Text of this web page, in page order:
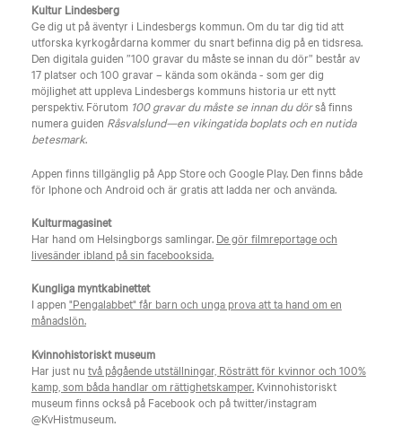
Kultur Lindesberg
Ge dig ut på äventyr i Lindesbergs kommun. Om du tar dig tid att
utforska kyrkogårdarna kommer du snart befinna dig på en tidsresa.
Den digitala guiden ”100 gravar du måste se innan du dör” består av
17 platser och 100 gravar – kända som okända - som ger dig
möjlighet att uppleva Lindesbergs kommuns historia ur ett nytt
perspektiv. Förutom 100 gravar du måste se innan du dörså finns
numera guiden Råsvalslund—en vikingatida boplats och en nutida
betesmark.
Appen finns tillgänglig på App Store och Google Play. Den finns både
för Iphone och Android och är gratis att ladda ner och använda.
Kulturmagasinet
Har hand om Helsingborgs samlingar. De gör filmreportage och
livesänder ibland på sin facebooksida.
Kungliga myntkabinettet
I appen "Pengalabbet" får barn och unga prova att ta hand om en
månadslön.
Kvinnohistoriskt museum
Har just nu två pågående utställningar, Rösträtt för kvinnor och 100%
kamp, som båda handlar om rättighetskamper.Kvinnohistoriskt
museum finns också på Facebook och på twitter/instagram
@KvHistmuseum.